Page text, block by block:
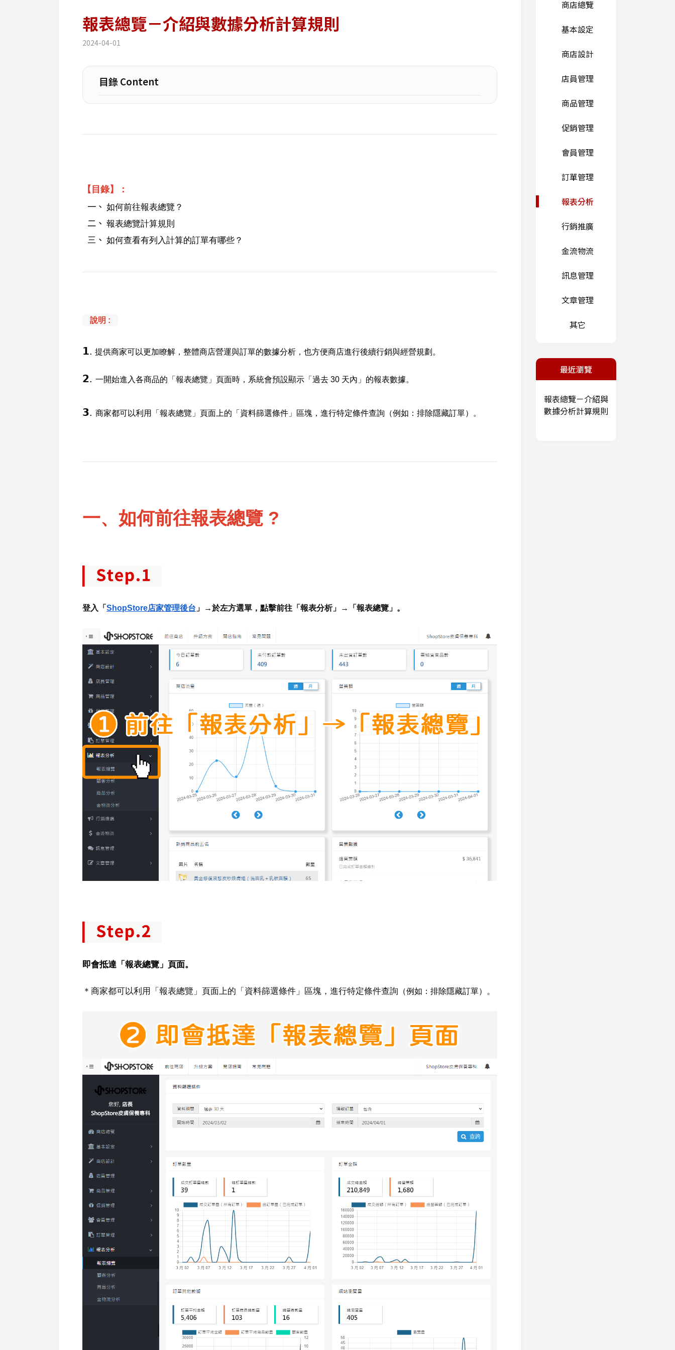
報表總覽－介紹與數據分析計算規則
2024-04-01
目錄 Content
【目錄】：
如何前往報表總覽？
報表總覽計算規則
如何查看有列入計算的訂單有哪些？
說明 :
𝟭. 提供商家可以更加瞭解，整體商店營運與訂單的數據分析，也方便商店進行後續行銷與經營規劃。
𝟮. 一開始進入各商品的「報表總覽」頁面時，系統會預設顯示「過去 30 天內」的報表數據。
𝟯. 商家都可以利用「報表總覽」頁面上的 「資料篩選條件」區塊，進行特定條件查詢（例如：排除隱藏訂單）。
一、 如何前往報表總覽 ?
登入「 ShopStore店家管理後台 」→於左方選單，點擊前往「報表分析」→「報表總覽」。
即會抵達「報表總覽」頁面。
＊商家都可以利用「報表總覽」頁面上的「資料篩選條件」區塊，進行特定條件查詢 （例如：排除隱藏訂單） 。
商店總覽
基本設定
商店設計
店員管理
商品管理
促銷管理
會員管理
訂單管理
報表分析
行銷推廣
金流物流
訊息管理
文章管理
其它
最近瀏覽
報表總覽－介紹與
數據分析計算規則